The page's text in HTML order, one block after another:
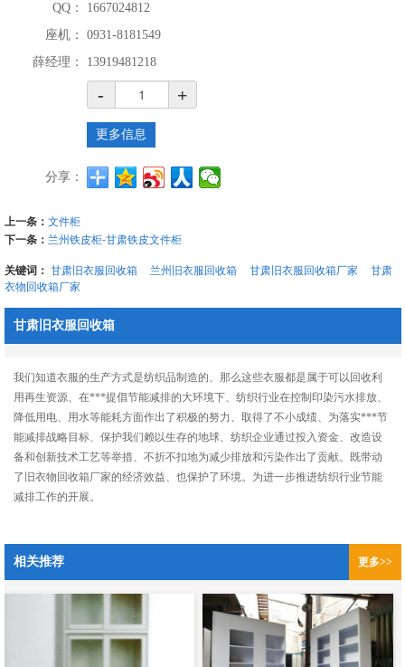
QQ：
1667024812
座机：
0931-8181549
薛经理：
13919481218
- +
更多信息
分享：
上一条： 文件柜
下一条： 兰州铁皮柜-甘肃铁皮文件柜
关键词： 甘肃旧衣服回收箱 兰州旧衣服回收箱 甘肃旧衣服回收箱厂家
甘肃
衣物回收箱厂家
甘肃旧衣服回收箱
我们知道衣服的生产方式是纺织品制造的、那么这些衣服都是属于可以回收利
用再生资源、在***提倡节能减排的大环境下、纺织行业在控制印染污水排放、
降低用电、用水等能耗方面作出了积极的努力、取得了不小成绩、为落实***节
能减排战略目标、保护我们赖以生存的地球、纺织企业通过投入资金、改造设
备和创新技术工艺等举措、不折不扣地为减少排放和污染作出了贡献。既带动
了旧衣物回收箱厂家的经济效益、也保护了环境。为进一步推进纺织行业节能
减排工作的开展。
相关推荐 更多>>